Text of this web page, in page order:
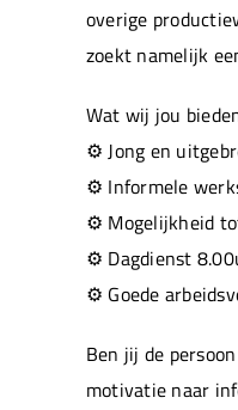
overige
zoekt namelijk
Wat wij jou
⚙️ Jong en
⚙️ Informele
⚙️ Mogelijkheid
⚙️ Dagdienst
⚙️ Goede
Ben jij de
motivatie naar